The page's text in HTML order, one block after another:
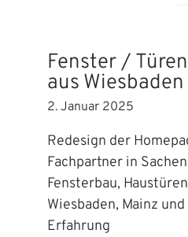
Fenster /
aus Wiesbaden
2. Januar 2025
Redesign der
Fachpartner in
Fensterbau,
Wiesbaden, Mainz
Erfahrung